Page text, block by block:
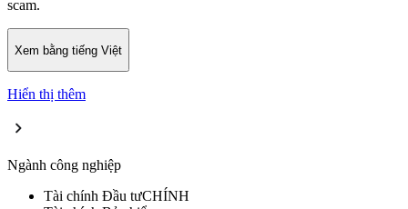
scam.
Xem bằng tiếng Việt
Hiển thị thêm
Ngành công nghiệp
Tài chính Đầu tưCHÍNH